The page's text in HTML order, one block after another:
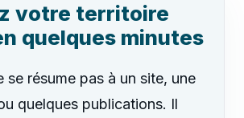
votre territoire
quelques minutes
se résume pas à un site, une
quelques publications. Il